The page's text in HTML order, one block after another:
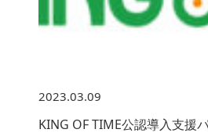
2023.03.09
KING OF TIME公認導入支援